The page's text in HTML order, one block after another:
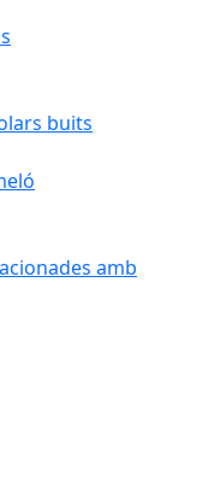
buits
amb